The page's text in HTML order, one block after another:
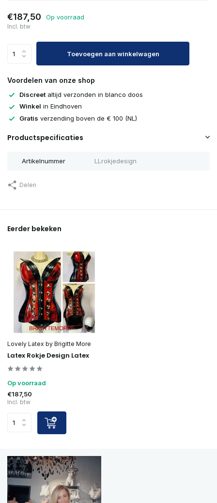
€187,50 Op voorraad
Incl. btw
Toevoegen aan winkelwagen
Voordelen van onze shop
Discreet altijd verzonden in blanco doos
Winkel in Eindhoven
Gratis verzending boven de € 100 (NL)
Productspecificaties
Artikelnummer LLrokjedesign
Delen
Eerder bekeken
Lovely Latex by Brigitte More
Latex Rokje Design Latex
Op voorraad
€187,50
Incl. btw